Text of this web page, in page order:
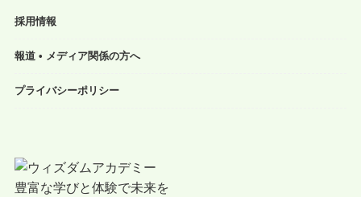
採用情報
報道 • メディア関係の方へ
プライバシーポリシー